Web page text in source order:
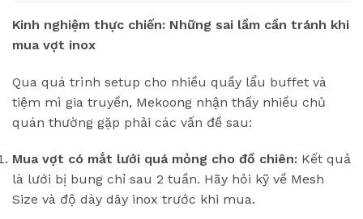
Kinh nghiệm thực chiến: Những sai lầm cần tránh khi
mua vợt inox
Qua quá trình setup cho nhiều quầy lẩu buffet và
tiệm mì gia truyền, Mekoong nhận thấy nhiều chủ
quán thường gặp phải các vấn đề sau:
Mua vợt có mắt lưới quá mỏng cho đồ chiên: Kết quả
là lưới bị bung chỉ sau 2 tuần. Hãy hỏi kỹ về Mesh
Size và độ dày dây inox trước khi mua.